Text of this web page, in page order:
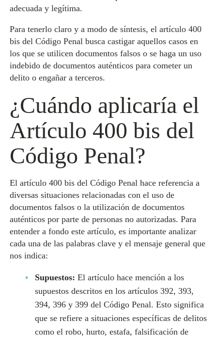
adecuada y legítima.
Para tenerlo claro y a modo de síntesis, el artículo 400
bis del Código Penal busca castigar aquellos casos en
los que se utilicen documentos falsos o se haga un uso
indebido de documentos auténticos para cometer un
delito o engañar a terceros.
¿Cuándo aplicaría el
Artículo 400 bis del
Código Penal?
El artículo 400 bis del Código Penal hace referencia a
diversas situaciones relacionadas con el uso de
documentos falsos o la utilización de documentos
auténticos por parte de personas no autorizadas. Para
entender a fondo este artículo, es importante analizar
cada una de las palabras clave y el mensaje general que
nos indica:
Supuestos: El artículo hace mención a los
supuestos descritos en los artículos 392, 393,
394, 396 y 399 del Código Penal. Esto significa
que se refiere a situaciones específicas de delitos
como el robo, hurto, estafa, falsificación de